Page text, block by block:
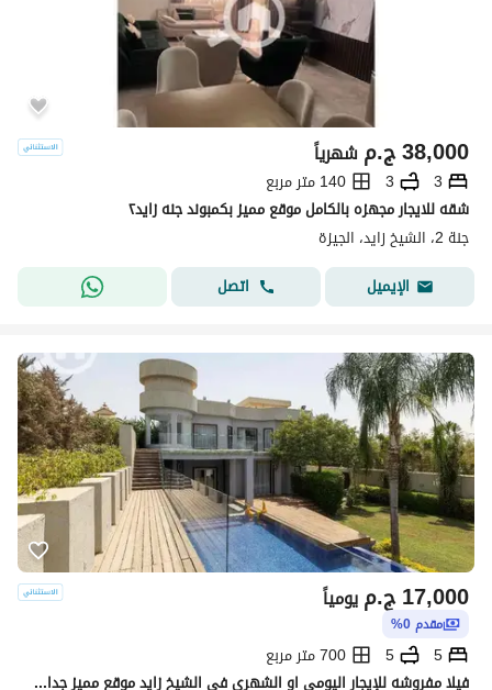
ج.م38,000 شهرياً
3
3
140 متر مربع
شقه للايجار مجهزه بالكامل موقع مميز بكمبوند جنه زايد٢
جنة 2، الشيخ زايد، الجيزة
الإيميل
اتصل
ج.م17,000 يومياً
مقدم 0%
5
5
700 متر مربع
فيلا مفروشه للإيجار اليومي او الشهري في الشيخ زايد موقع مميز جدا بجوارك اركان مول